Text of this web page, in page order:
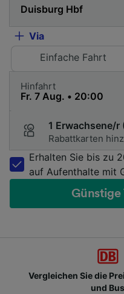
Via
Einfache Fahrt
Hinfahrt
1 Erwachsene/r
Rabattkarten
Erhalten Sie bis zu
auf Aufenthalte mit
Günstige
Vergleichen Sie die
und